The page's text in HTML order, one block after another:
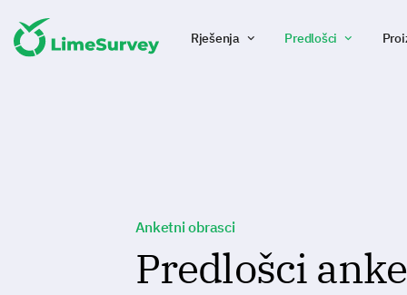
Rješenja Predlošci
Anketni obrasci
Predlošci